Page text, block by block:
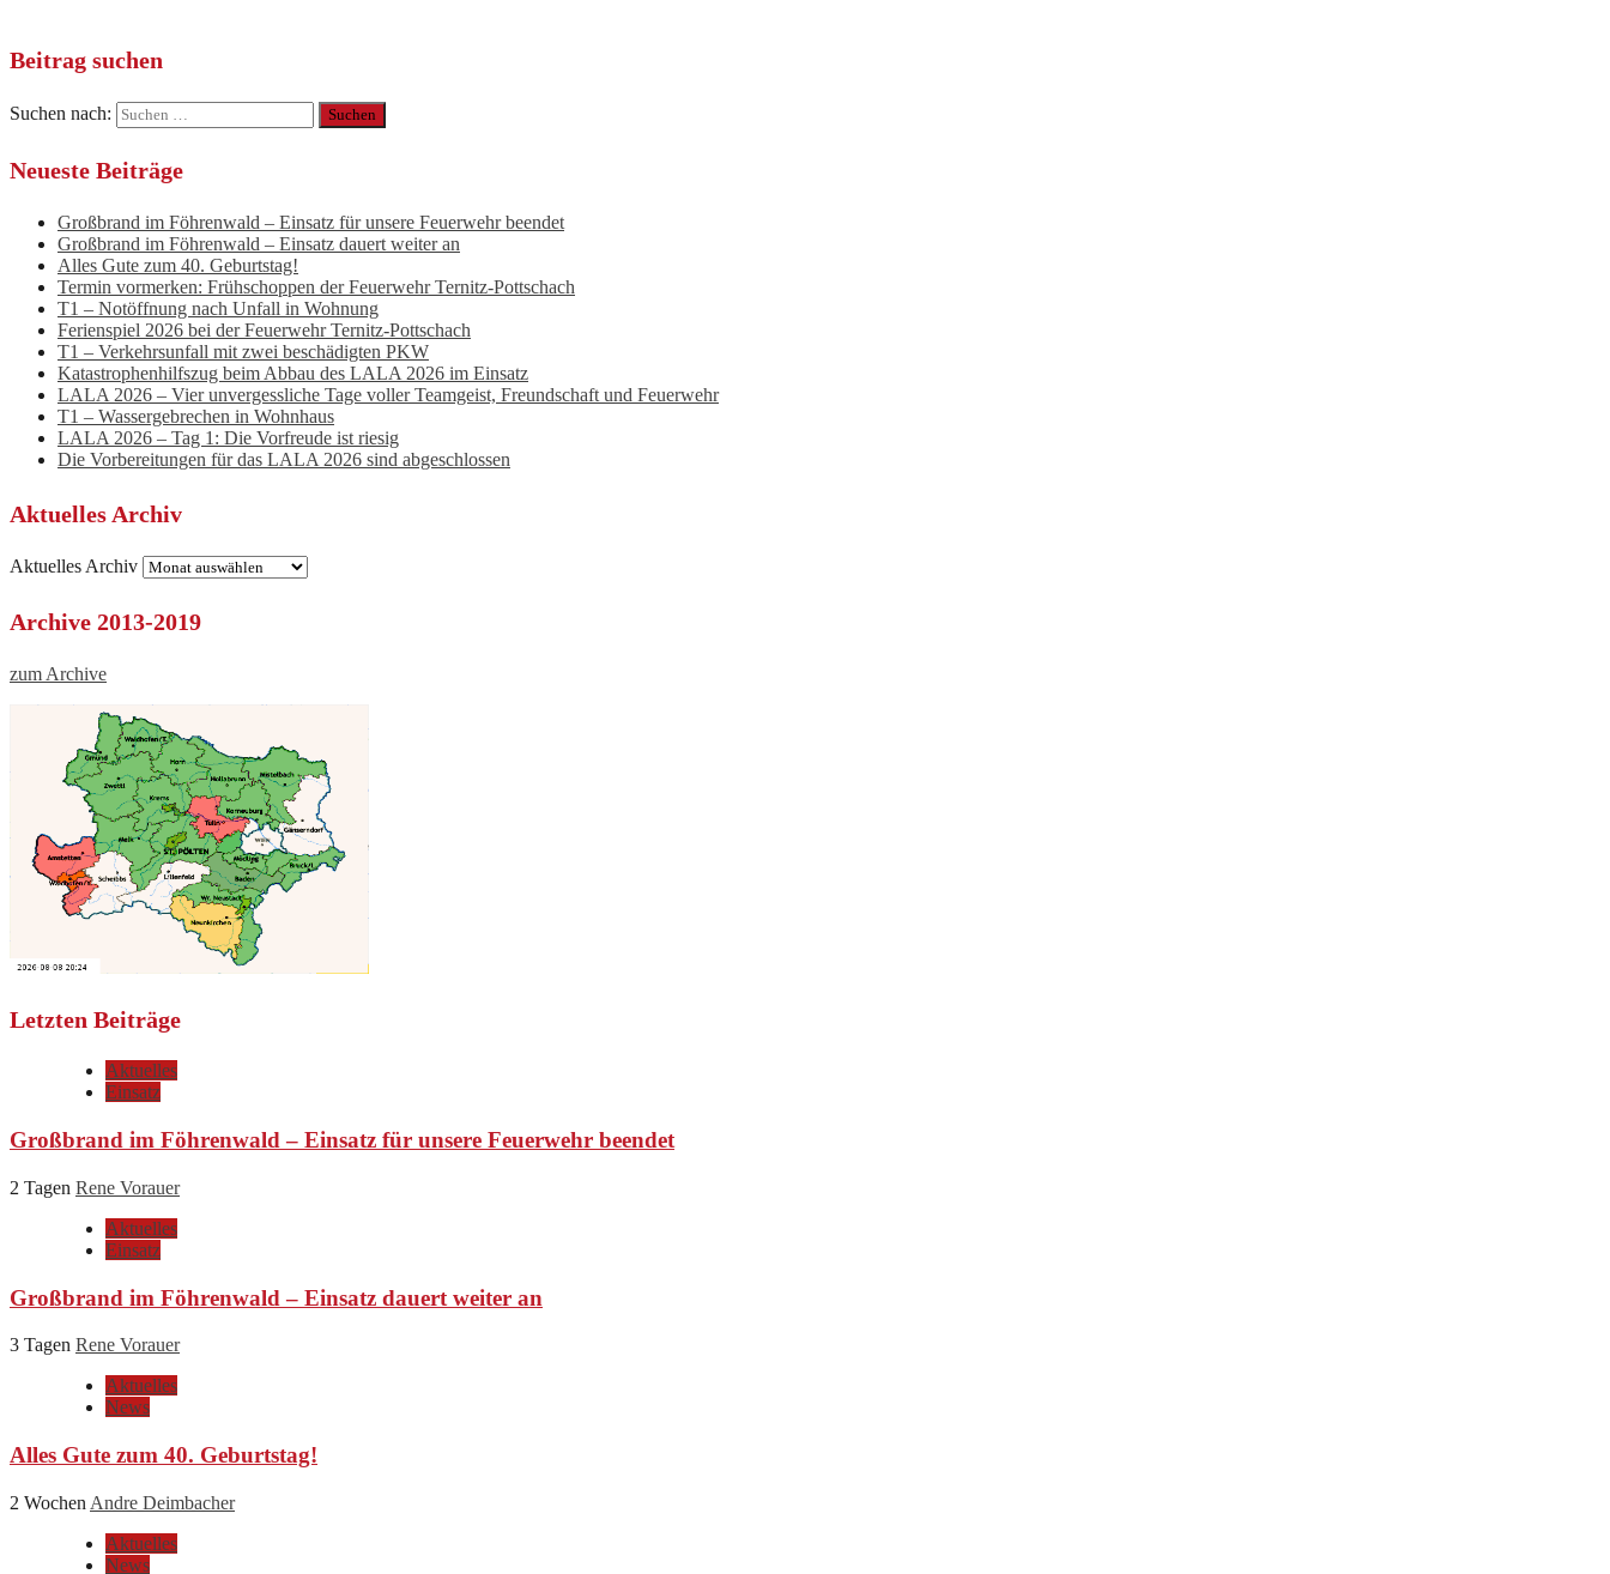
Beitrag suchen
Suchen nach:
Neueste Beiträge
Großbrand im Föhrenwald – Einsatz für unsere Feuerwehr beendet
Großbrand im Föhrenwald – Einsatz dauert weiter an
Alles Gute zum 40. Geburtstag!
Termin vormerken: Frühschoppen der Feuerwehr Ternitz-Pottschach
T1 – Notöffnung nach Unfall in Wohnung
Ferienspiel 2026 bei der Feuerwehr Ternitz-Pottschach
T1 – Verkehrsunfall mit zwei beschädigten PKW
Katastrophenhilfszug beim Abbau des LALA 2026 im Einsatz
LALA 2026 – Vier unvergessliche Tage voller Teamgeist, Freundschaft und Feuerwehr
T1 – Wassergebrechen in Wohnhaus
LALA 2026 – Tag 1: Die Vorfreude ist riesig
Die Vorbereitungen für das LALA 2026 sind abgeschlossen
Aktuelles Archiv
Aktuelles Archiv
Archive 2013-2019
zum Archive
Letzten Beiträge
Aktuelles
Einsatz
Großbrand im Föhrenwald – Einsatz für unsere Feuerwehr beendet
2 Tagen Rene Vorauer
Aktuelles
Einsatz
Großbrand im Föhrenwald – Einsatz dauert weiter an
3 Tagen Rene Vorauer
Aktuelles
News
Alles Gute zum 40. Geburtstag!
2 Wochen Andre Deimbacher
Aktuelles
News